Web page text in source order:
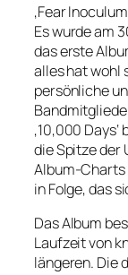
‚Fear
Es wurde am
das erste
alles hat wohl
persönliche
‚10,000
die Spitze der
Album-Charts
in Folge, das
Das Album
Laufzeit von
längeren. Die